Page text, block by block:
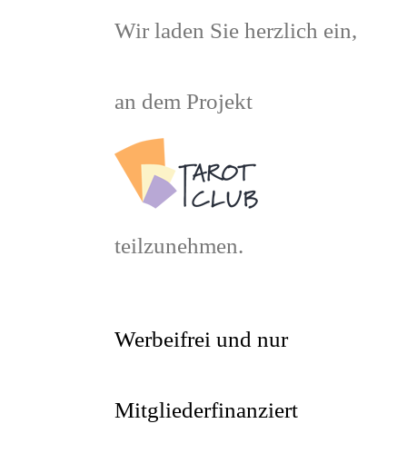
Wir laden Sie herzlich ein,
an dem Projekt
teilzunehmen.
Werbeifrei und nur
Mitgliederfinanziert